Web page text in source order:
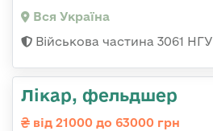
Вся Україна
Військова частина 3061 НГУ
Лікар, фельдшер
від 21000 до 63000 грн